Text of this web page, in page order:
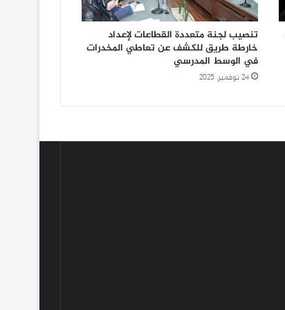
تنصيب لجنة متعددة القطاعات لإعداد
خارطة طريق للكشف عن تعاطي المخدرات
في الوسط المدرسي
24 نوفمبر، 2025